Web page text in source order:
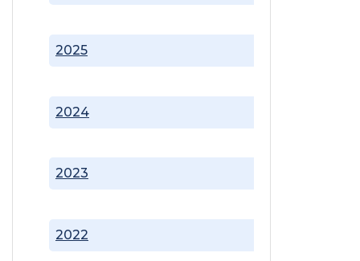
2022
2023
2024
2025